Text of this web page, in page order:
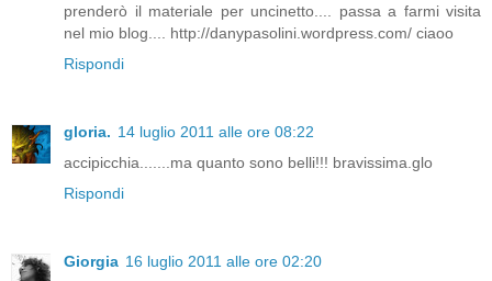
prenderò il materiale per uncinetto.... passa a farmi visita
nel mio blog.... http://danypasolini.wordpress.​com/ ciaoo
Rispondi
gloria. 14 luglio 2011 alle ore 08:22
accipicchia.......ma quanto sono belli!!! bravissima.glo
Rispondi
Giorgia 16 luglio 2011 alle ore 02:20